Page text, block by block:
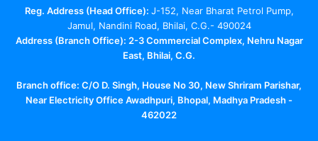
Reg. Address (Head Office): J-152, Near Bharat Petrol Pump,
Jamul, Nandini Road, Bhilai, C.G.- 490024
Address (Branch Office): 2-3 Commercial Complex, Nehru Nagar
East, Bhilai, C.G.
Branch office: C/O D. Singh, House No 30, New Shriram Parishar,
Near Electricity Office Awadhpuri, Bhopal, Madhya Pradesh -
462022